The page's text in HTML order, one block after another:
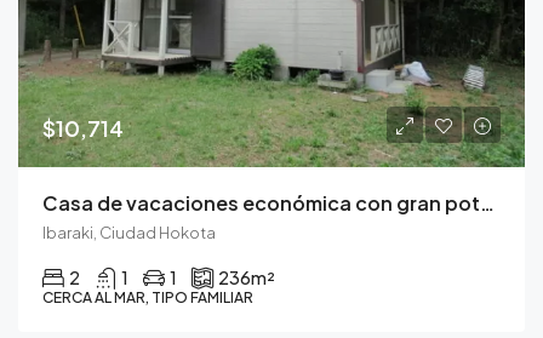
$10,714
Casa de vacaciones económica con gran potencial en la ciudad de Hokota
Ibaraki, Ciudad Hokota
2 1 1 236m²
CERCA AL MAR, TIPO FAMILIAR